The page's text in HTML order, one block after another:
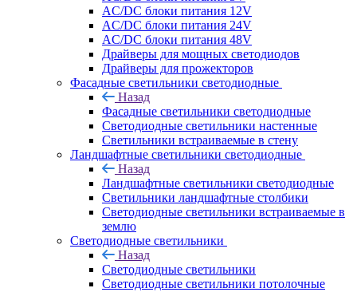
AC/DC блоки питания 12V
AC/DC блоки питания 24V
AC/DC блоки питания 48V
Драйверы для мощных светодиодов
Драйверы для прожекторов
Фасадные светильники светодиодные
Назад
Фасадные светильники светодиодные
Светодиодные светильники настенные
Светильники встраиваемые в стену
Ландшафтные светильники светодиодные
Назад
Ландшафтные светильники светодиодные
Светильники ландшафтные столбики
Светодиодные светильники встраиваемые в
землю
Светодиодные светильники
Назад
Светодиодные светильники
Светодиодные светильники потолочные